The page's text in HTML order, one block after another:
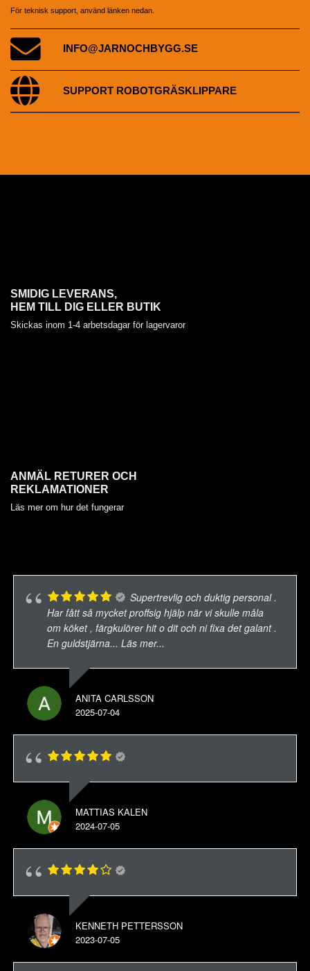
För teknisk support, använd länken nedan.
INFO@JARNOCHBYGG.SE
SUPPORT ROBOTGRÄSKLIPPARE
SMIDIG LEVERANS,
HEM TILL DIG ELLER BUTIK
Skickas inom 1-4 arbetsdagar för lagervaror
ANMÄL RETURER OCH
REKLAMATIONER
Läs mer om hur det fungerar
Supertrevlig och duktig personal .
Har fått så mycket proffsig hjälp när vi skulle måla
om köket , färgkulörer hit o dit och ni fixa det galant .
En guldstjärna... Läs mer...
ANITA CARLSSON
2025-07-04
MATTIAS KALEN
2024-07-05
KENNETH PETTERSSON
2023-07-05